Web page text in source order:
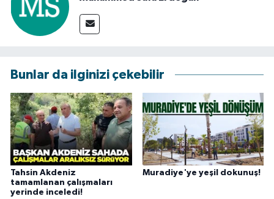
Bunlar da ilginizi çekebilir
Tahsin Akdeniz
tamamlanan çalışmaları
yerinde inceledi!
Muradiye'ye yeşil dokunuş!